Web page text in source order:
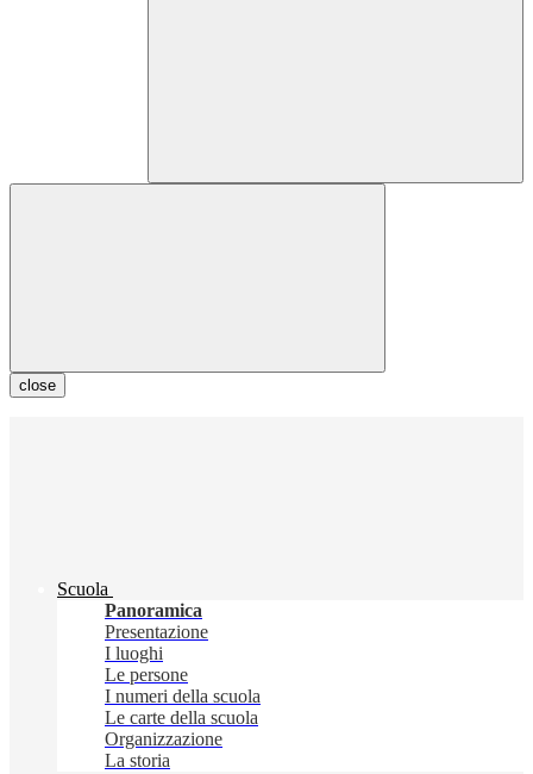
close
Scuola
Panoramica
Presentazione
I luoghi
Le persone
I numeri della scuola
Le carte della scuola
Organizzazione
La storia